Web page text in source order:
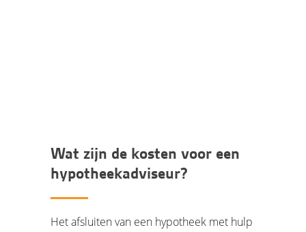
Wat zijn de kosten voor een
hypotheekadviseur?
Het afsluiten van een hypotheek met hulp